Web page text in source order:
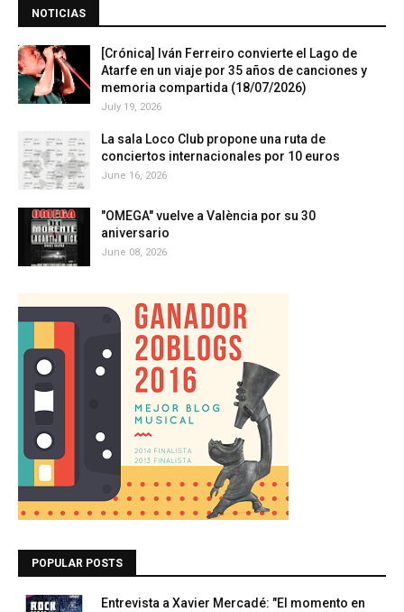
NOTICIAS
[Crónica] Iván Ferreiro convierte el Lago de
Atarfe en un viaje por 35 años de canciones y
memoria compartida (18/07/2026)
July 19, 2026
La sala Loco Club propone una ruta de
conciertos internacionales por 10 euros
June 16, 2026
"OMEGA" vuelve a València por su 30
aniversario
June 08, 2026
POPULAR POSTS
Entrevista a Xavier Mercadé: "El momento en